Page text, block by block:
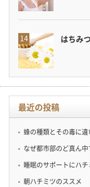
はちみ
最近の投稿
蜂の種類とその毒に
なぜ都市部のど真ん
睡眠のサポートにハチ
朝ハチミツのススメ